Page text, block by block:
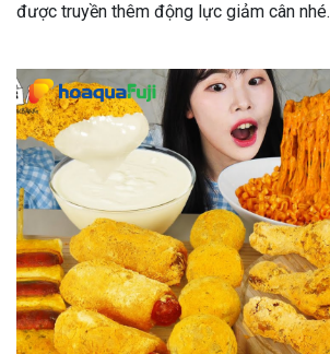
được truyền thêm động lực giảm cân nhé.